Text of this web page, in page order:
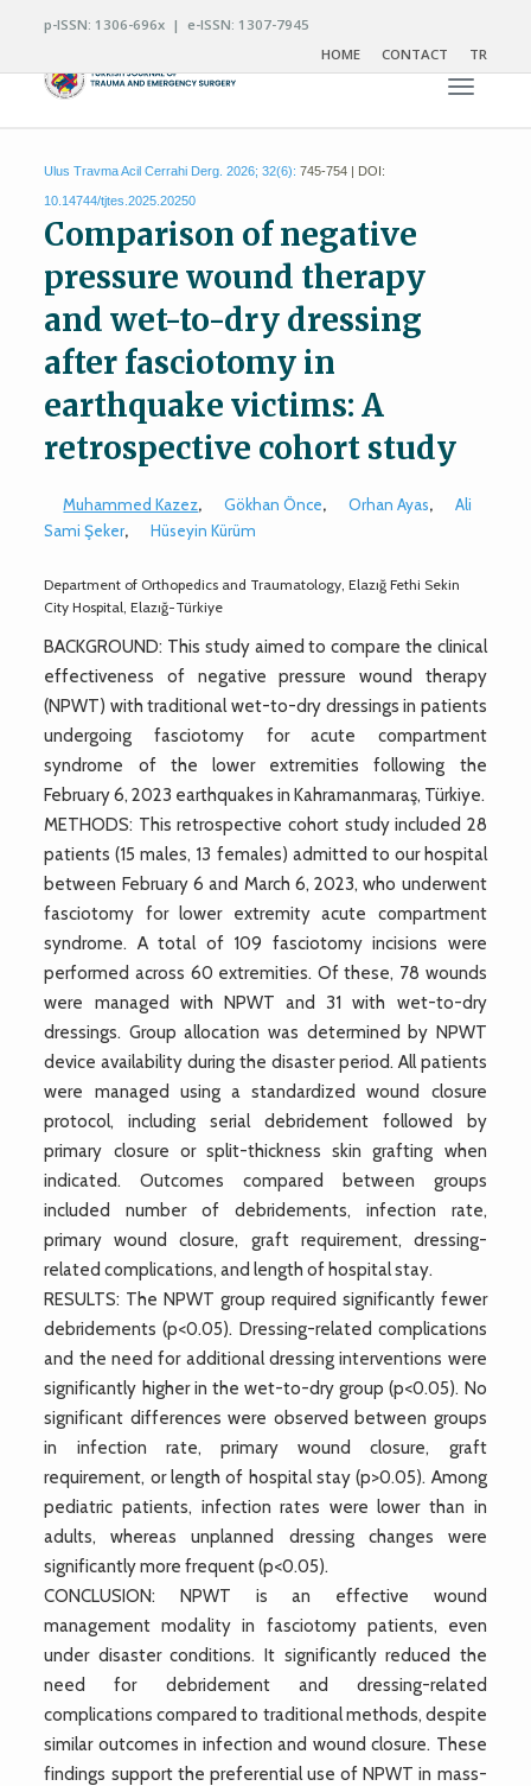
p-ISSN: 1306-696x | e-ISSN: 1307-7945
HOME
CONTACT TR
Toggle
Ulus Travma Acil Cerrahi Derg. 2026; 32(6): 745-754 | DOI:
10.14744/tjtes.2025.20250
Comparison of negative
pressure wound therapy
and wet-to-dry dressing
after fasciotomy in
earthquake victims: A
retrospective cohort study
Muhammed Kazez, Gökhan Önce, Orhan Ayas,
Ali
Sami Şeker, Hüseyin Kürüm
Department of Orthopedics and Traumatology, Elazığ Fethi Sekin
City Hospital, Elazığ-Türkiye
BACKGROUND: This study aimed to compare the clinical
effectiveness of negative pressure wound therapy
(NPWT) with traditional wet-to-dry dressings in patients
undergoing fasciotomy for acute compartment
syndrome of the lower extremities following the
February 6, 2023 earthquakes in Kahramanmaraş, Türkiye.
METHODS: This retrospective cohort study included 28
patients (15 males, 13 females) admitted to our hospital
between February 6 and March 6, 2023, who underwent
fasciotomy for lower extremity acute compartment
syndrome. A total of 109 fasciotomy incisions were
performed across 60 extremities. Of these, 78 wounds
were managed with NPWT and 31 with wet-to-dry
dressings. Group allocation was determined by NPWT
device availability during the disaster period. All patients
were managed using a standardized wound closure
protocol, including serial debridement followed by
primary closure or split-thickness skin grafting when
indicated. Outcomes compared between groups
included number of debridements, infection rate,
primary wound closure, graft requirement, dressing-
related complications, and length of hospital stay.
RESULTS: The NPWT group required significantly fewer
debridements (p<0.05). Dressing-related complications
and the need for additional dressing interventions were
significantly higher in the wet-to-dry group (p<0.05). No
significant differences were observed between groups
in infection rate, primary wound closure, graft
requirement, or length of hospital stay (p>0.05). Among
pediatric patients, infection rates were lower than in
adults, whereas unplanned dressing changes were
significantly more frequent (p<0.05).
CONCLUSION: NPWT is an effective wound
management modality in fasciotomy patients, even
under disaster conditions. It significantly reduced the
need for debridement and dressing-related
complications compared to traditional methods, despite
similar outcomes in infection and wound closure. These
findings support the preferential use of NPWT in mass-